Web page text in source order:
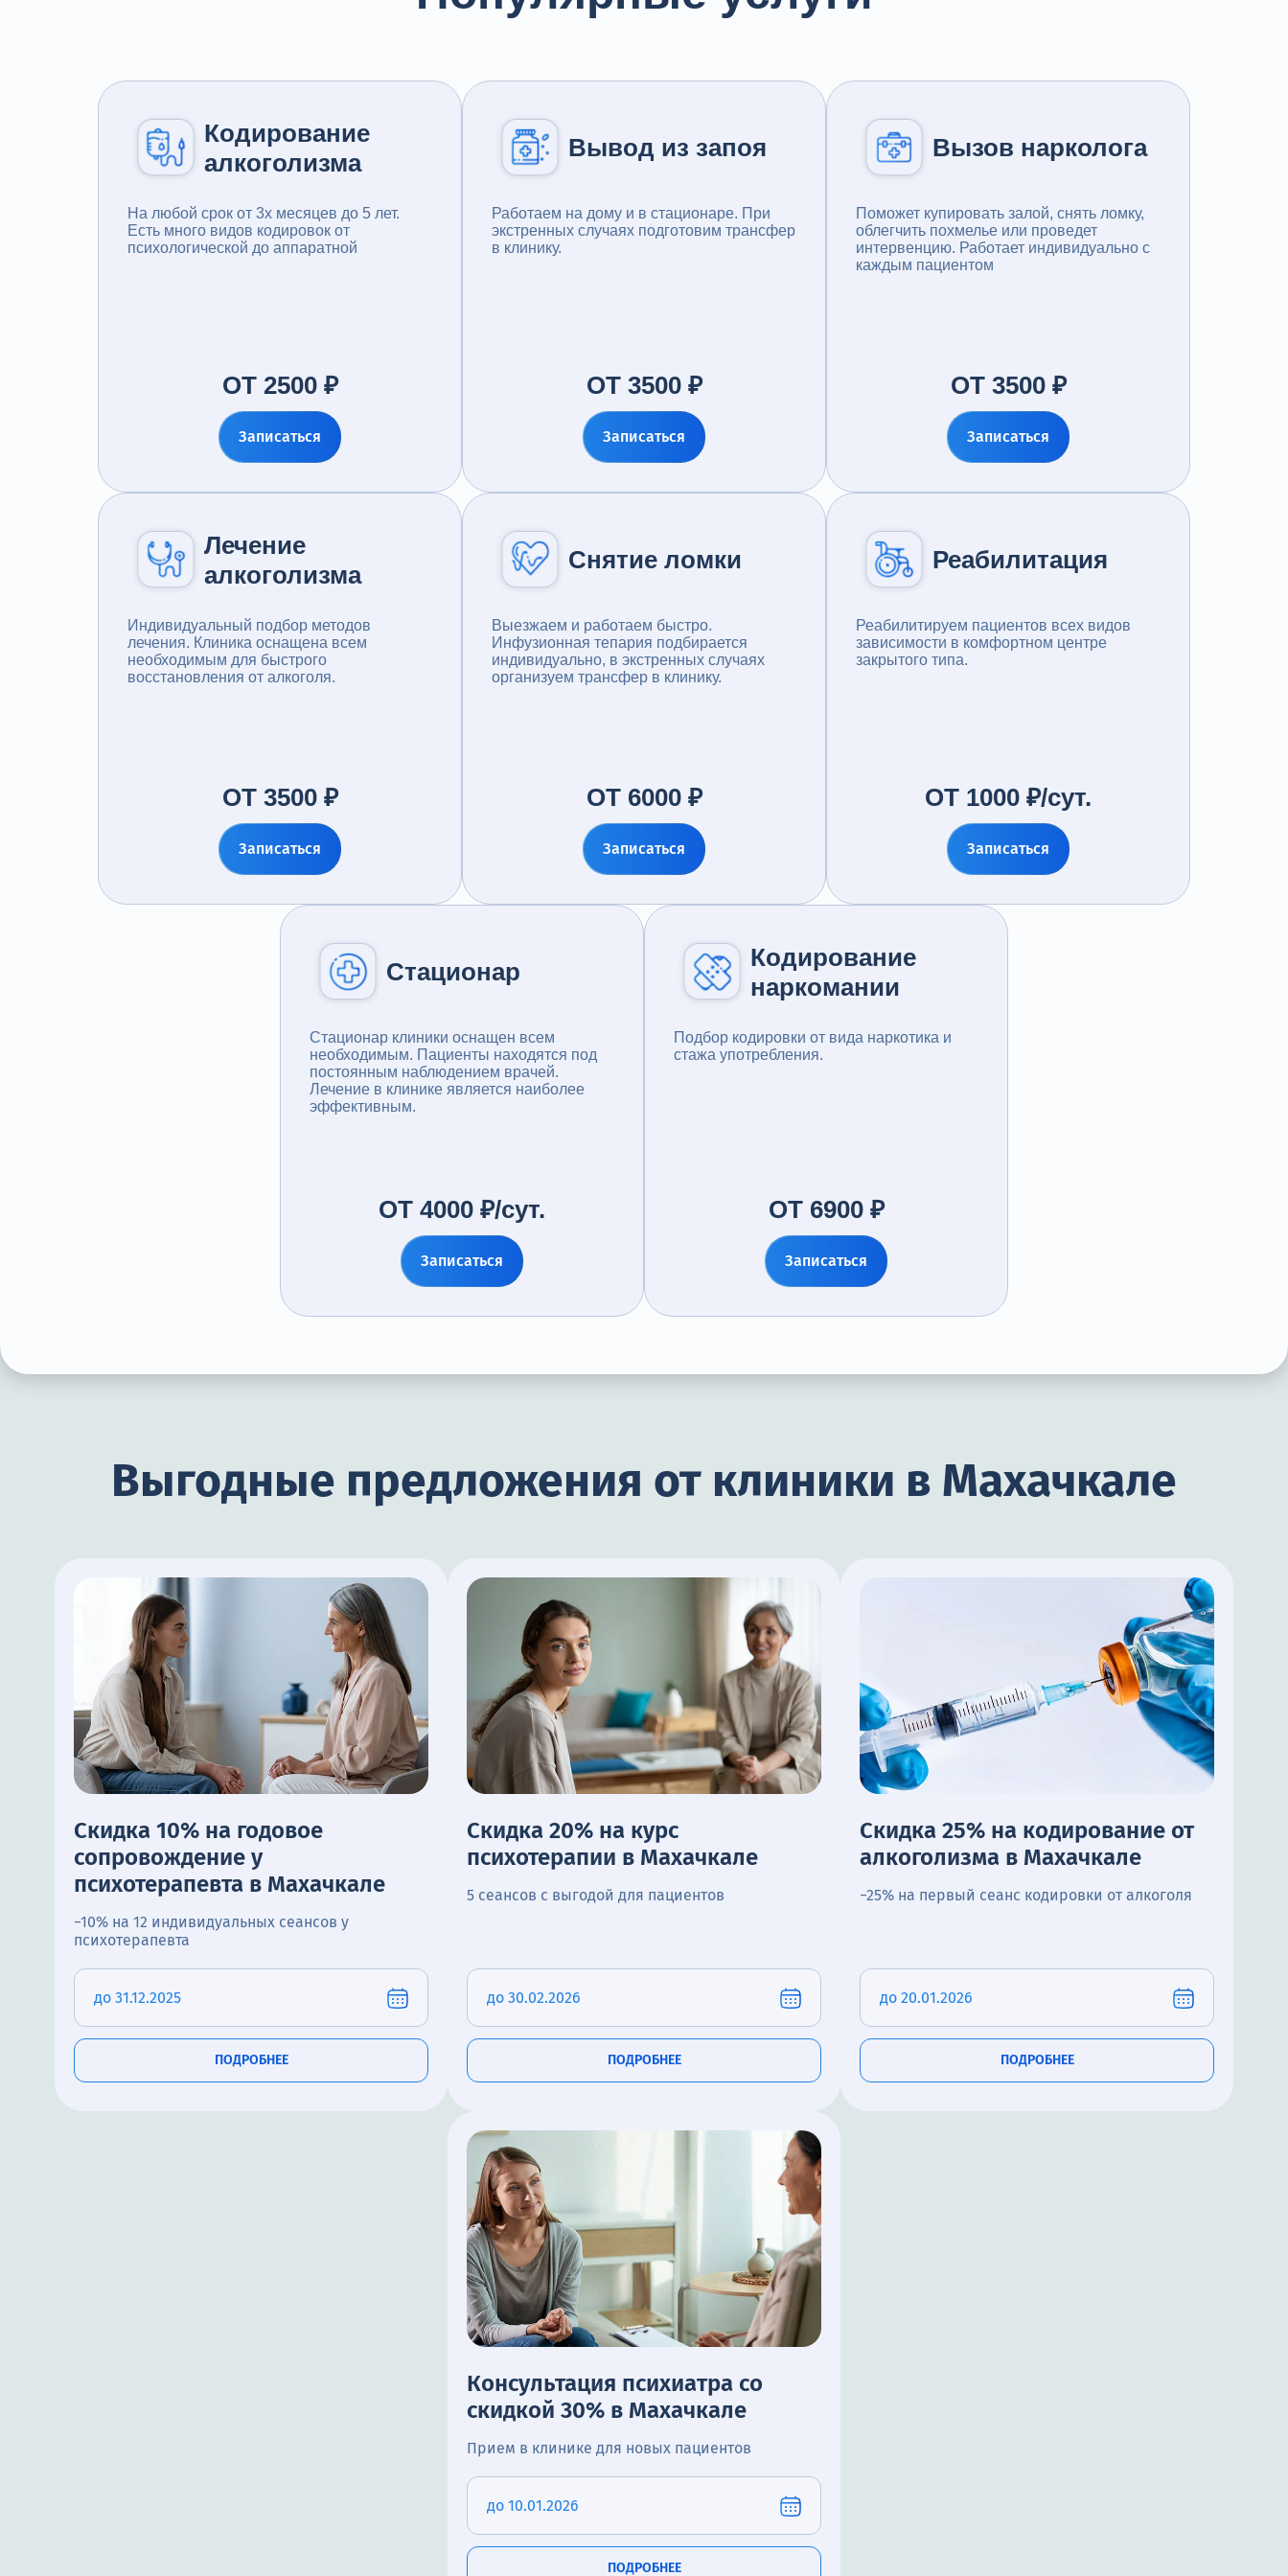
Кодирование
алкоголизма
На любой срок от 3x месяцев до 5 лет.
Есть много видов кодировок от
психологической до аппаратной
ОТ 2500 ₽
Записаться
Вывод из запоя
Работаем на дому и в стационаре. При
экстренных случаях подготовим трансфер
в клинику.
ОТ 3500 ₽
Записаться
Вызов нарколога
Поможет купировать залой, снять ломку,
облегчить похмелье или проведет
интервенцию. Работает индивидуально с
каждым пациентом
ОТ 3500 ₽
Записаться
Лечение
алкоголизма
Индивидуальный подбор методов
лечения. Клиника оснащена всем
необходимым для быстрого
восстановления от алкоголя.
ОТ 3500 ₽
Записаться
Снятие ломки
Выезжаем и работаем быстро.
Инфузионная тепария подбирается
индивидуально, в экстренных случаях
организуем трансфер в клинику.
ОТ 6000 ₽
Записаться
Реабилитация
Реабилитируем пациентов всех видов
зависимости в комфортном центре
закрытого типа.
ОТ 1000 ₽/сут.
Записаться
Стационар
Стационар клиники оснащен всем
необходимым. Пациенты находятся под
постоянным наблюдением врачей.
Лечение в клинике является наиболее
эффективным.
ОТ 4000 ₽/сут.
Записаться
Кодирование
наркомании
Подбор кодировки от вида наркотика и
стажа употребления.
ОТ 6900 ₽
Записаться
Выгодные предложения от клиники в Махачкале
Скидка 10% на годовое
сопровождение у
психотерапевта в Махачкале
−10% на 12 индивидуальных сеансов у
психотерапевта
до 31.12.2025
ПОДРОБНЕЕ
Скидка 20% на курс
психотерапии в Махачкале
5 сеансов с выгодой для пациентов
до 30.02.2026
ПОДРОБНЕЕ
Скидка 25% на кодирование от
алкоголизма в Махачкале
−25% на первый сеанс кодировки от алкоголя
до 20.01.2026
ПОДРОБНЕЕ
Консультация психиатра со
скидкой 30% в Махачкале
Прием в клинике для новых пациентов
до 10.01.2026
ПОДРОБНЕЕ